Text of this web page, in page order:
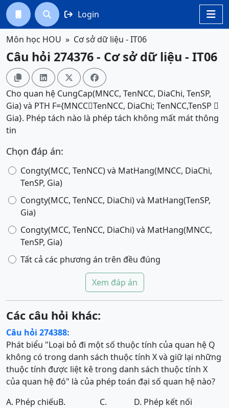

  Login
Môn học HOU Cơ sở dữ liệu - IT06
Câu hỏi 274376 - Cơ sở dữ liệu - IT06
   
Cho quan hệ CungCap(MNCC, TenNCC, DiaChi, TenSP,
Gia) và PTH F={MNCCTenNCC, DiaChi; TenNCC,TenSP 
Gia}. Phép tách nào là phép tách không mất mát thông
tin
Chọn đáp án:
Congty(MCC, TenNCC) và MatHang(MNCC, DiaChi,
TenSP, Gia)
Congty(MCC, TenNCC, DiaChi) và MatHang(TenSP,
Gia)
Congty(MCC, TenNCC, DiaChi) và MatHang(MNCC,
TenSP, Gia)
Tất cả các phương án trên đều đúng
Xem đáp án
Các câu hỏi khác:
Câu hỏi 274388:
Phát biểu "Loại bỏ đi một số thuộc tính của quan hệ Q
không có trong danh sách thuộc tính X và giữ lại những
thuộc tính được liệt kê trong danh sách thuộc tính X
của quan hệ đó" là của phép toán đại số quan hệ nào?
A. Phép chiếuB.
C.
D. Phép kết nối